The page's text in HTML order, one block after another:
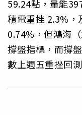
59.24點，量能
積電重挫 2.3%，
0.74%，但鴻海
撐盤指標，而撐
數上週五重挫回